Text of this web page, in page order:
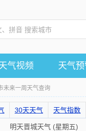
气视频 天气
未来一周天气查询
30天天气 天气指数
明天晋城天气 (星期五)